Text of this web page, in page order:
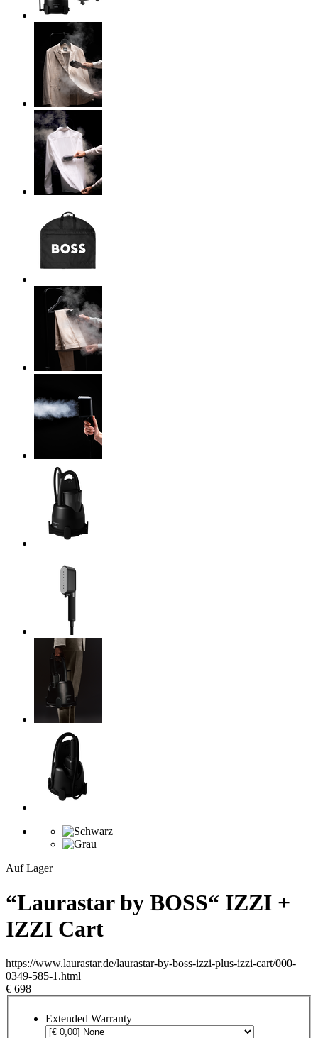
Auf Lager
“Laurastar by BOSS“ IZZI +
IZZI Cart
https://www.laurastar.de/laurastar-by-boss-izzi-plus-izzi-cart/000-
0349-585-1.html
€ 698
Extended Warranty